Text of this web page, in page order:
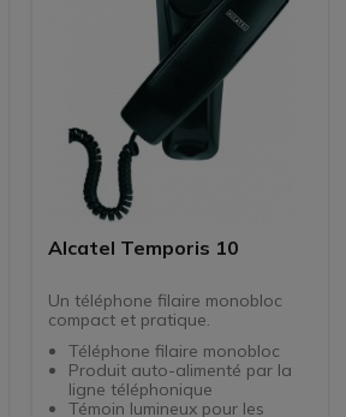
Alcatel Temporis 10
Un téléphone filaire monobloc
compact et pratique.
Téléphone filaire monobloc
Produit auto-alimenté par la
ligne téléphonique
Témoin lumineux pour les